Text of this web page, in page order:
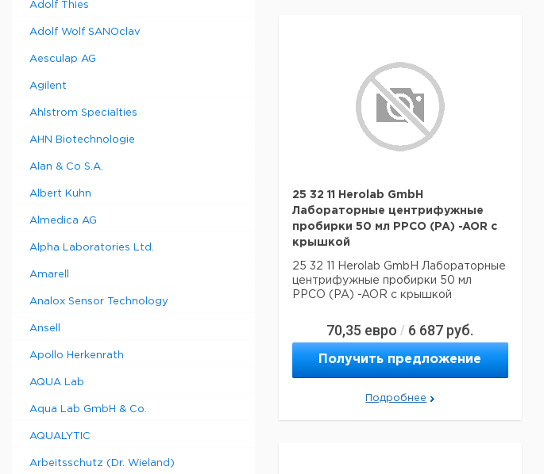
Adolf Thies
Adolf Wolf SANOclav
Aesculap AG
Agilent
Ahlstrom Specialties
AHN Biotechnologie
Alan & Co S.A.
Albert Kuhn
Almedica AG
Alpha Laboratories Ltd.
Amarell
Analox Sensor Technology
Ansell
Apollo Herkenrath
AQUA Lab
Aqua Lab GmbH & Co.
AQUALYTIC
Arbeitsschutz (Dr. Wieland)
25 32 11 Herolab GmbH
Лабораторные центрифужные
пробирки 50 мл PPCO (PA) -AOR с
крышкой
25 32 11 Herolab GmbH Лабораторные
центрифужные пробирки 50 мл
PPCO (PA) -AOR с крышкой
70,35 евро / 6 687 руб.
Получить предложение
Подробнее